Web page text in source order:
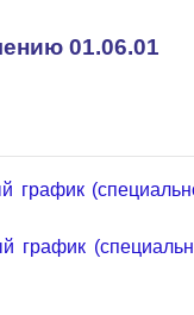
01.06.01
график
график